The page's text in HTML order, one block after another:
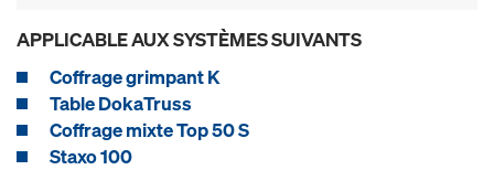
APPLICABLE AUX SYSTÈMES SUIVANTS
Coffrage grimpant K
Table DokaTruss
Coffrage mixte Top 50 S
Staxo 100